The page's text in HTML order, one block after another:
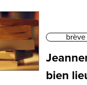
brève
bien